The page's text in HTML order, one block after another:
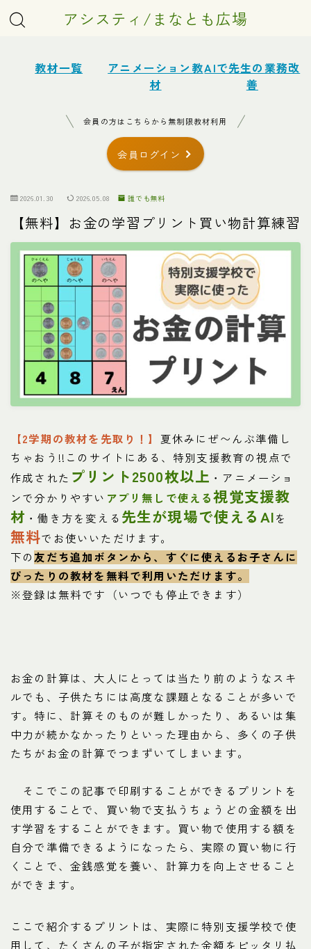
アシスティ/まなとも広場
教材一覧
アニメーション教
材
AIで先生の業務改
善
会員の方はこちらから無制限教材利用
会員ログイン
2026.01.30 2026.05.08 誰でも無料
【無料】お金の学習プリント買い物計算練習
【2学期の教材を先取り！】 夏休みにぜ〜んぶ準備し
ちゃおう!!このサイトにある、特別支援教育の視点で
作成された プリント2500枚以上 ・アニメーショ
ンで分かりやすい アプリ無しで使える視覚支援教
材 ・働き方を変える 先生が現場で使えるAIを
無料でお使いいただけます。
下の 友だち追加ボタンから、すぐに使えるお子さんに
ぴったりの教材を無料で利用いただけます。
※登録は無料です（いつでも停止できます）
お金の計算は、大人にとっては当たり前のようなスキ
ルでも、子供たちには高度な課題となることが多いで
す。特に、計算そのものが難しかったり、あるいは集
中力が続かなかったりといった理由から、多くの子供
たちがお金の計算でつまずいてしまいます。
そこでこの記事で印刷することができるプリントを
使用することで、買い物で支払うちょうどの金額を出
す学習をすることができます。買い物で使用する額を
自分で準備できるようになったら、実際の買い物に行
くことで、金銭感覚を養い、計算力を向上させること
ができます。
ここで紹介するプリントは、実際に特別支援学校で使
用して、たくさんの子が指定された金額をピッタリ払